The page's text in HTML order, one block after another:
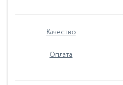
Качество
Оплата